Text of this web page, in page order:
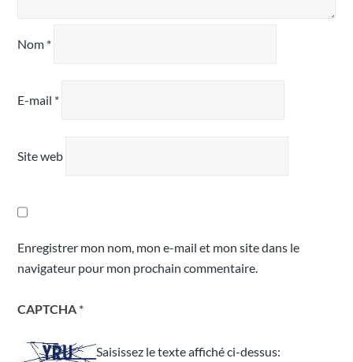
Nom *
E-mail *
Site web
Enregistrer mon nom, mon e-mail et mon site dans le
navigateur pour mon prochain commentaire.
CAPTCHA *
Saisissez le texte affiché ci-dessus: